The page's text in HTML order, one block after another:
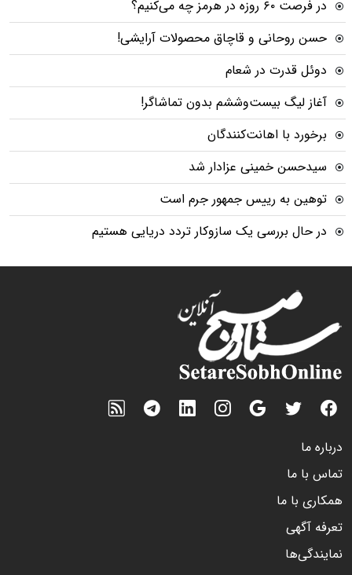
در فرصت ۶۰ روزه در هرمز چه می‌کنیم؟
حسن روحانی و قاچاق محصولات آرایشی!
دوئل قدرت در شعام
آغاز لیگ بیست‌وششم بدون تماشاگر!
برخورد با اهانت‌کنندگان
سیدحسن خمینی عزادار شد
توهین به رییس جمهور جرم است
در حال بررسی یک سازوکار تردد دریایی هستیم
درباره ما
تماس با ما
همکاری با ما
تعرفه آگهی
نمایندگی‌ها